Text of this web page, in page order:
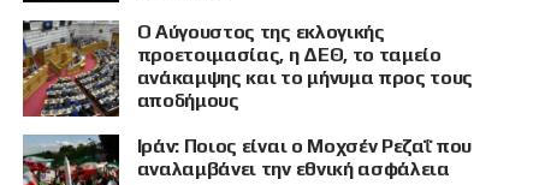
Ο Αύγουστος της εκλογικής
προετοιμασίας, η ΔΕΘ, το ταμείο
ανάκαμψης και το μήνυμα προς τους
αποδήμους
Ιράν: Ποιος είναι ο Μοχσέν Ρεζαΐ που
αναλαμβάνει την εθνική ασφάλεια